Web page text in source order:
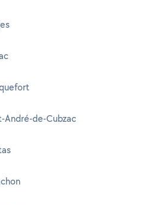
André-de-Cubzac